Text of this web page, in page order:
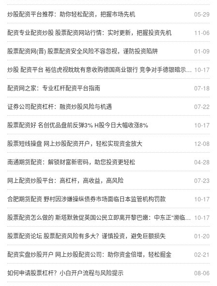
05-29
炒股配资平台推荐：助你轻松配资，把握市场先机
11-06
配资专业配资炒股 股票配资网站行情：实时更新，把握投资先机
01-09
股票配资网(晋) 股票配资安全风险不容忽视，谨防投资陷阱
10-17
炒股 配资平台 裕信虎视眈眈有意收购德国商业银行 竞争对手德银暗示将暂时保持观望
07-18
配资网之家：专业杠杆配资平台指南
07-22
证券公司配资杠杆：融资炒股风险与机遇
10-17
股票配资好 名创优品盘前反弹3% H股今日大幅收涨8%
12-08
股票短线操盘 网上炒股配资开户，轻松实现资金放大
04-28
南通期货配资：解锁财富新密码，助您投资更轻松
07-23
网上配资炒股平台：高杠杆，高收益，高风险
10-17
合肥期货配资 野村因涉嫌操纵债券市场面临日本监管机构罚款
10-17
股票配资怎么做的 斯塔默敦促英国公民立即离开黎巴嫩：中东正“濒临全面战争边缘”！
01-20
股票配资论坛 股票配资风险有多大？谨慎投资，避免巨额损失
02-21
配资实盘炒股开户 网上炒股配资公司：助你资金倍增，轻松掘金
08-06
如何申请股票杠杆？小白开户流程与风险提示